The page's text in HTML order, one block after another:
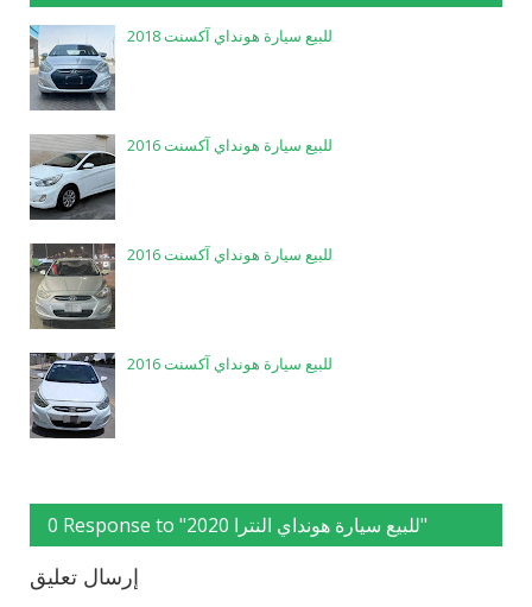
للبيع سيارة هونداي آكسنت 2018
للبيع سيارة هونداي آكسنت 2016
للبيع سيارة هونداي آكسنت 2016
للبيع سيارة هونداي آكسنت 2016
0 Response to "للبيع سيارة هونداي النترا 2020"
إرسال تعليق